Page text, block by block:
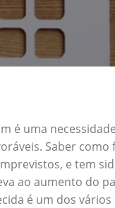
é uma
Saber como
e tem
ao aumento do
é um dos